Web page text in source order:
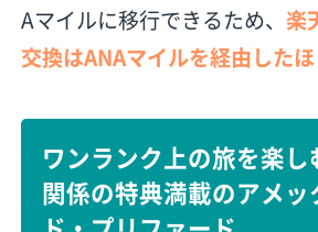
Aマイルに移行できるため、楽
交換はANAマイルを経由した
ワンランク上の旅を楽
関係の特典満載のアメッ